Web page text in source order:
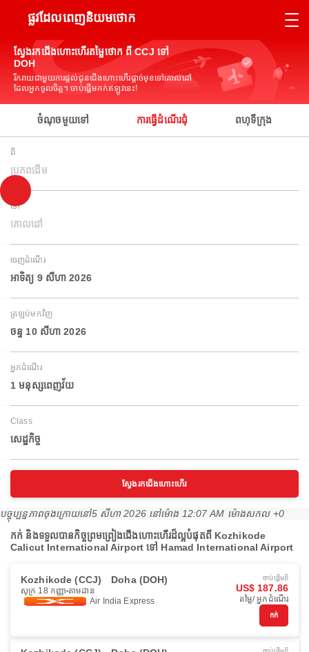
ផ្លូវដែលពេញនិយមថោក
ស្វែងរកជើងហោះហើរតម្លៃថោក ពី CCJ ទៅ
DOH
រីករាយជាមួយការផ្តល់ជូនជើងហោះហើរផ្តាច់មុខទៅគោលដៅ
ដែលអ្នកចូលចិត្ត។ ចាប់ផ្តើមកក់ឥឡូវនេះ!
ចំណុចមួយទៅ ការធ្វើដំណើរជុំ ពហុទីក្រុង
ពី
ប្រភពដើម
ទៅ
គោលដៅ
ចេញដំណើរ
អាទិត្យ 9 សីហា 2026
ត្រឡប់មកវិញ
ចន្ទ 10 សីហា 2026
អ្នកដំណើរ
1 មនុស្សពេញវ័យ
Class
សេដ្ឋកិច្ច
ស្វែងរកជើងហោះហើរ
បច្ចុប្បន្នភាពចុងក្រោយនៅ5 សីហា 2026 នៅ​ម៉ោង 12:07 AM ម៉ោង​សកល +0
កក់ និងទទួលបានកិច្ចព្រមព្រៀងជើងហោះហើរដ៏ល្អបំផុតពី Kozhikode
Calicut International Airport ទៅ Hamad International Airport
Kozhikode (CCJ) Doha (DOH)
សុក្រ 18 កញ្ញា តាមដាន
Air India Express
ចាប់ផ្ដើមពី
US$ 187.86
តម្លៃ/ អ្នកដំណើរ
កក់